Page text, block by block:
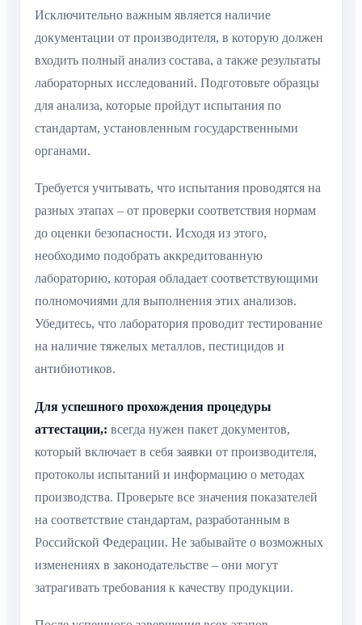
Исключительно важным является наличие
документации от производителя, в которую должен
входить полный анализ состава, а также результаты
лабораторных исследований. Подготовьте образцы
для анализа, которые пройдут испытания по
стандартам, установленным государственными
органами.
Требуется учитывать, что испытания проводятся на
разных этапах – от проверки соответствия нормам
до оценки безопасности. Исходя из этого,
необходимо подобрать аккредитованную
лабораторию, которая обладает соответствующими
полномочиями для выполнения этих анализов.
Убедитесь, что лаборатория проводит тестирование
на наличие тяжелых металлов, пестицидов и
антибиотиков.
Для успешного прохождения процедуры
аттестации,: всегда нужен пакет документов,
который включает в себя заявки от производителя,
протоколы испытаний и информацию о методах
производства. Проверьте все значения показателей
на соответствие стандартам, разработанным в
Российской Федерации. Не забывайте о возможных
изменениях в законодательстве – они могут
затрагивать требования к качеству продукции.